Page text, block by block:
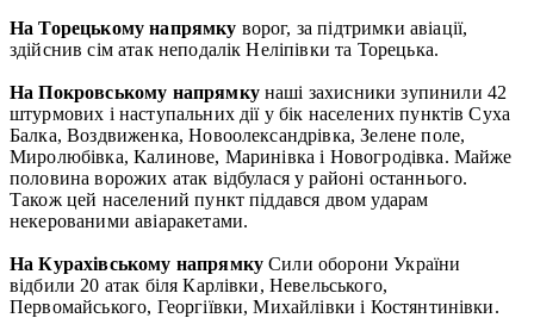
На Торецькому напрямку ворог, за підтримки авіації,
здійснив сім атак неподалік Неліпівки та Торецька.
На Покровському напрямкунаші захисники зупинили 42
штурмових і наступальних дії у бік населених пунктів Суха
Балка, Воздвиженка, Новоолександрівка, Зелене поле,
Миролюбівка, Калинове, Маринівка і Новогродівка. Майже
половина ворожих атак відбулася у районі останнього.
Також цей населений пункт піддався двом ударам
некерованими авіаракетами.
На Курахівському напрямку Сили оборони України
відбили 20 атак біля Карлівки, Невельського,
Первомайського, Георгіївки, Михайлівки і Костянтинівки.